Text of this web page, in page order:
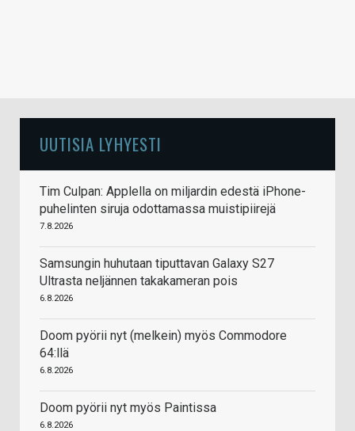
UUTISIA LYHYESTI
Tim Culpan: Applella on miljardin edestä iPhone-
puhelinten siruja odottamassa muistipiirejä
7.8.2026
Samsungin huhutaan tiputtavan Galaxy S27
Ultrasta neljännen takakameran pois
6.8.2026
Doom pyörii nyt (melkein) myös Commodore
64:llä
6.8.2026
Doom pyörii nyt myös Paintissa
6.8.2026